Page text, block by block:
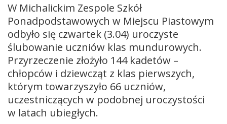
W Michalickim Zespole Szkół
Ponadpodstawowych w Miejscu Piastowym
odbyło się czwartek (3.04) uroczyste
ślubowanie uczniów klas mundurowych.
Przyrzeczenie złożyło 144 kadetów –
chłopców i dziewcząt z klas pierwszych,
którym towarzyszyło 66 uczniów,
uczestniczących w podobnej uroczystości
w latach ubiegłych.